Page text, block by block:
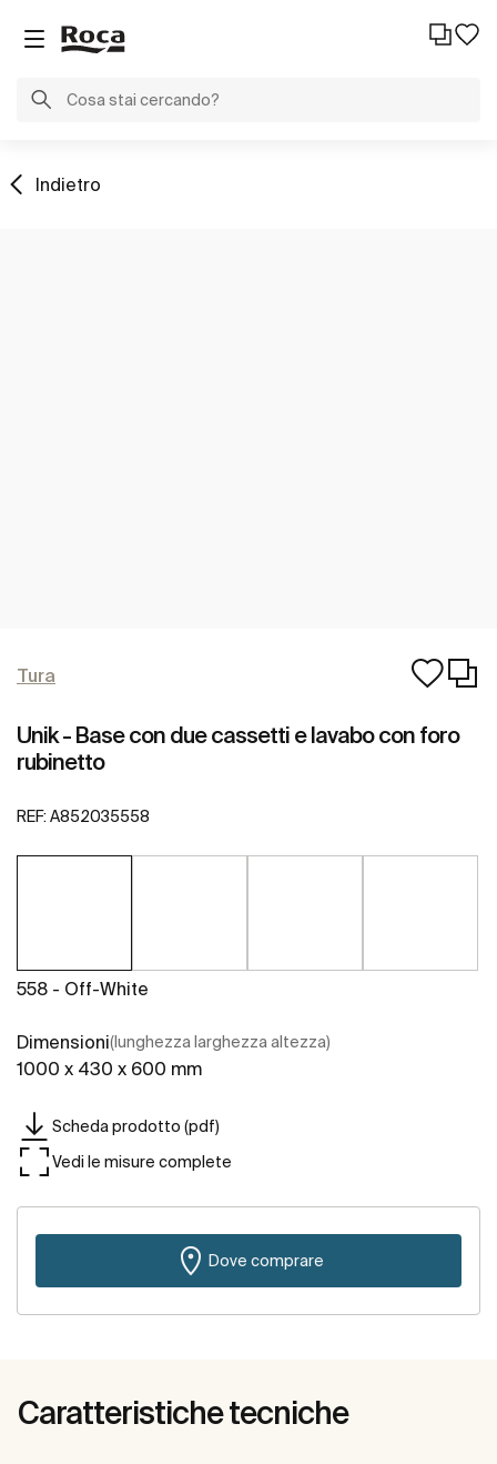
Indietro
Tura
Unik - Base con due cassetti e lavabo con foro
rubinetto
REF: A852035558
558 - Off-White
Dimensioni(lunghezza larghezza altezza)
1000 x 430 x 600 mm
Scheda prodotto (pdf)
Vedi le misure complete
Dove comprare
Caratteristiche tecniche